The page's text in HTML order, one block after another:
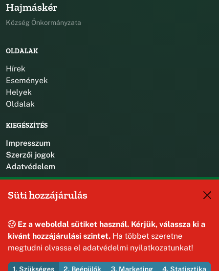
Hajmáskér
Község Önkormányzata
OLDALAK
Hírek
Események
Helyek
Oldalak
KIEGÉSZÍTÉS
Impresszum
Szerzői jogok
Adatvédelem
8192 Hajmáskér, Kossuth Lajos u. 31.
Süti hozzájárulás
Ez a weboldal sütiket használ. Kérjük, válassza ki a
kívánt hozzájárulási szintet. Ha többet szeretne
megtudni olvassa el adatvédelmi nyilatkozatunkat!
1. Szükséges 2. Beépülők 3. Marketing 4. Statisztika